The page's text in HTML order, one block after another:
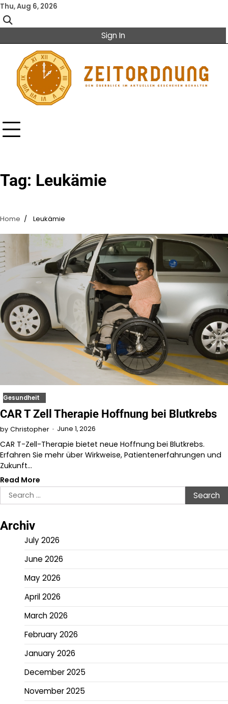
Skip
to
content
Thu, Aug 6, 2026
Sign In
Tag: Leukämie
Home Leukämie
Gesundheit
CAR T Zell Therapie Hoffnung bei Blutkrebs
by Christopher June 1, 2026
CAR T-Zell-Therapie bietet neue Hoffnung bei Blutkrebs.
Erfahren Sie mehr über Wirkweise, Patientenerfahrungen und
Zukunft…
Read More
Search
for:
Archiv
July 2026
June 2026
May 2026
April 2026
March 2026
February 2026
January 2026
December 2025
November 2025